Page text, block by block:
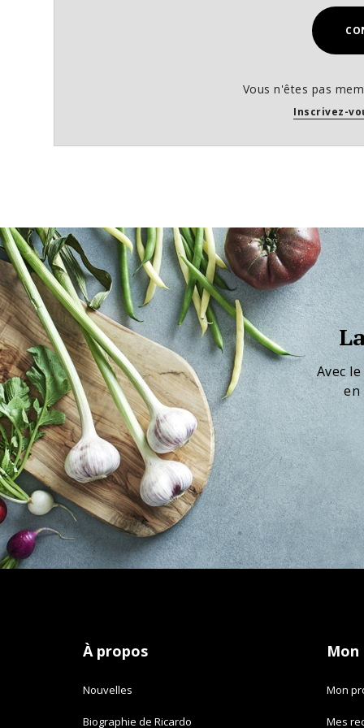
Vous n'êtes pas
Inscrivez-
Avec
en
À propos
Nouvelles
Biographie de Ricardo
Mon
Mon
Mes